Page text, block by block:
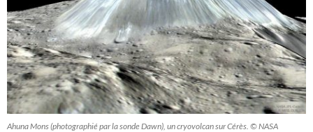
Ahuna Mons (photographié par la sonde Dawn), un cryovolcan sur Cérès. © NASA